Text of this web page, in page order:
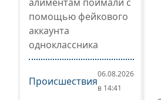
помощью фейкового
аккаунта
одноклассника
Происшествия
06.08.2026
в 14:41